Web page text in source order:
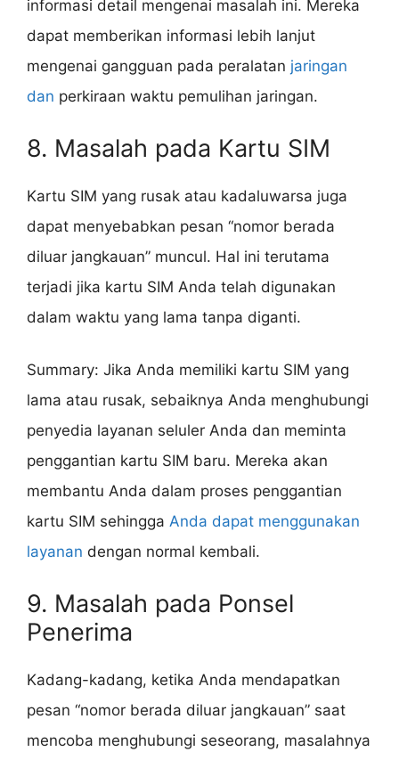
informasi detail mengenai masalah ini. Mereka
dapat memberikan informasi lebih lanjut
mengenai gangguan pada peralatan jaringan
dan perkiraan waktu pemulihan jaringan.
8. Masalah pada Kartu SIM
Kartu SIM yang rusak atau kadaluwarsa juga
dapat menyebabkan pesan “nomor berada
diluar jangkauan” muncul. Hal ini terutama
terjadi jika kartu SIM Anda telah digunakan
dalam waktu yang lama tanpa diganti.
Summary: Jika Anda memiliki kartu SIM yang
lama atau rusak, sebaiknya Anda menghubungi
penyedia layanan seluler Anda dan meminta
penggantian kartu SIM baru. Mereka akan
membantu Anda dalam proses penggantian
kartu SIM sehingga Anda dapat menggunakan
layanan dengan normal kembali.
9. Masalah pada Ponsel
Penerima
Kadang-kadang, ketika Anda mendapatkan
pesan “nomor berada diluar jangkauan” saat
mencoba menghubungi seseorang, masalahnya